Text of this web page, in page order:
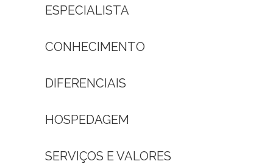
ESPECIALISTA
CONHECIMENTO
DIFERENCIAIS
HOSPEDAGEM
SERVIÇOS E VALORES